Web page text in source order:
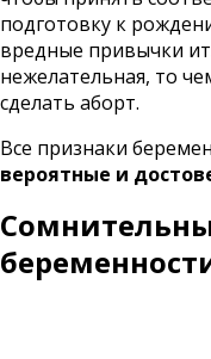
подготовку к
вредные привычки
нежелательная, то
сделать аборт.
Все признаки
вероятные и